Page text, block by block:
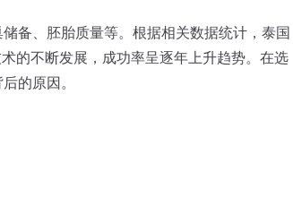
、胚胎质量等。根据相关数据统计，泰国
的不断发展，成功率呈逐年上升趋势。在选
的原因。